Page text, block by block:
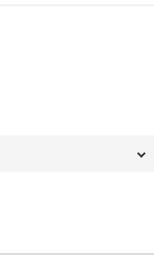
からレクチャー。
うにしておくベースの塗り方